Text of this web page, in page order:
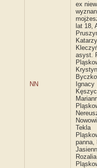
NN
ex
lat 18,
asyst.
Ignacy
Tekla
panna,
Rozalia